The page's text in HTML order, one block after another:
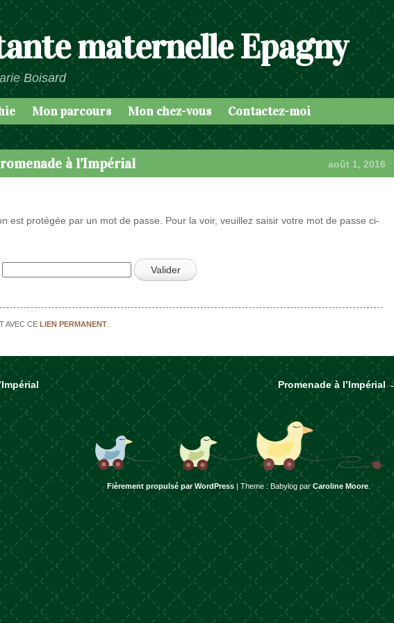
maternelle Epagny
Boisard
Mon parcours Mon chez-vous Contactez-moi
à l’Impérial août 1, 2016
est protégée par un mot de passe. Pour la voir, veuillez saisir votre mot de passe ci-
AVEC CELIEN PERMANENT
les articles
Promenade à l’Impérial
Fièrement propulsé par WordPress Theme : Babylog parCaroline Moore.